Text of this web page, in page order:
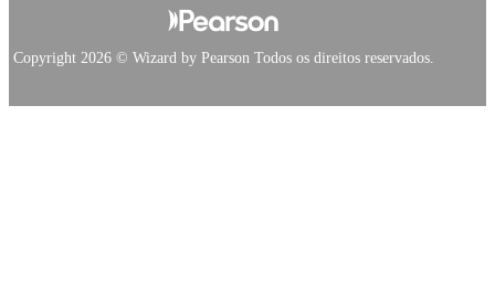
Copyright 2026 © Wizard by Pearson Todos os direitos reservados.